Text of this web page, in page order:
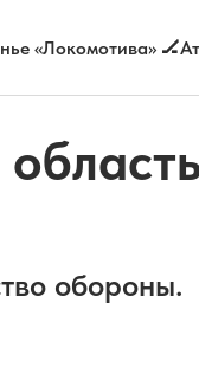
«Локомотива» 🏒
обороны.